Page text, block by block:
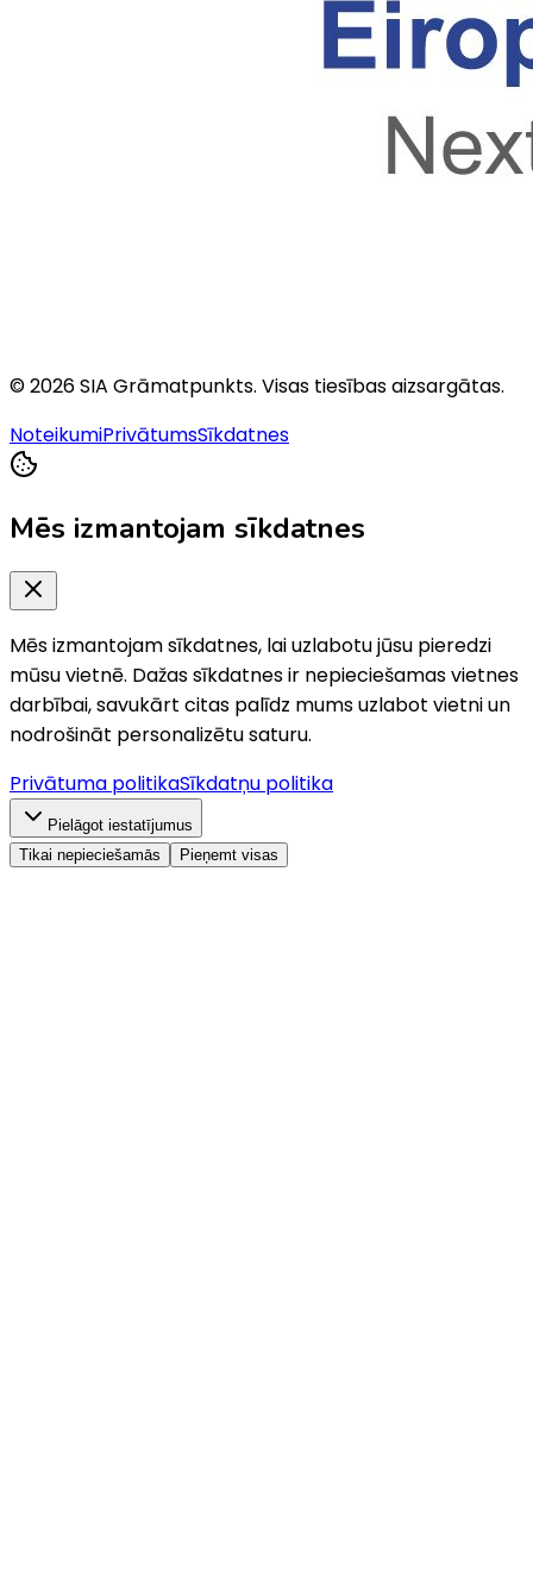
©2026SIA Grāmatpunkts. Visas tiesības aizsargātas.
NoteikumiPrivātumsSīkdatnes
Mēs izmantojam sīkdatnes
Mēs izmantojam sīkdatnes, lai uzlabotu jūsu pieredzi
mūsu vietnē. Dažas sīkdatnes ir nepieciešamas vietnes
darbībai, savukārt citas palīdz mums uzlabot vietni un
nodrošināt personalizētu saturu.
Privātuma politikaSīkdatņu politika
Pielāgot iestatījumus
Tikai nepieciešamās
Pieņemt visas